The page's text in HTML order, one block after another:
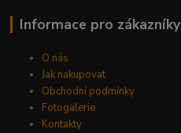
Informace pro zákazníky
O nás
Jak nakupovat
Obchodní podmínky
Fotogalerie
Kontakty